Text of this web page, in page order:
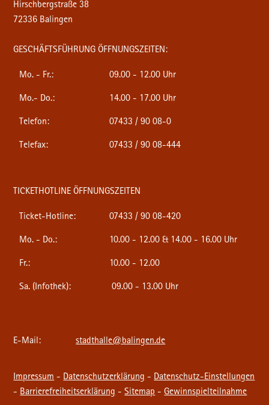
Hirschbergstraße 38
72336 Balingen
GESCHÄFTSFÜHRUNG ÖFFNUNGSZEITEN:
Mo. - Fr.: 09.00 - 12.00 Uhr
Mo.- Do.: 14.00 - 17.00 Uhr
Telefon: 07433 / 90 08-0
Telefax: 07433 / 90 08-444
TICKETHOTLINE ÖFFNUNGSZEITEN
Ticket-Hotline: 07433 / 90 08-420
Mo. - Do.: 10.00 - 12.00 & 14.00 - 16.00 Uhr
Fr.: 10.00 - 12.00
Sa. (Infothek): 09.00 - 13.00 Uhr
E-Mail: stadthalle@balingen.de
Impressum - Datenschutzerklärung - Datenschutz-Einstellungen
- Barrierefreiheitserklärung -Sitemap -Gewinnspielteilnahme